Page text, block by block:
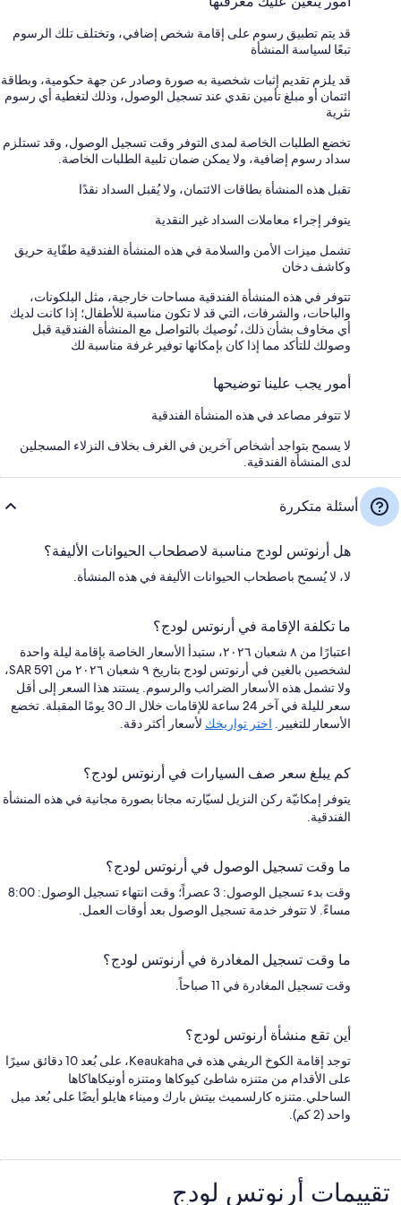
قد يتم تطبيق رسوم على إقامة شخص إضافي، وتختلف تلك الرسوم
تبعًا لسياسة المنشأة
قد يلزم تقديم إثبات شخصية به صورة وصادر عن جهة حكومية، وبطاقة
ائتمان أو مبلغ تأمين نقدي عند تسجيل الوصول، وذلك لتغطية أي رسوم
نثرية
تخضع الطلبات الخاصة لمدى التوفر وقت تسجيل الوصول، وقد تستلزم
سداد رسوم إضافية، ولا يمكن ضمان تلبية الطلبات الخاصة.
تقبل هذه المنشأة بطاقات الائتمان، ولا يُقبل السداد نقدًا
يتوفر إجراء معاملات السداد غير النقدية
تشمل ميزات الأمن والسلامة في هذه المنشأة الفندقية طفّاية حريق
وكاشف دخان
تتوفر في هذه المنشأة الفندقية مساحات خارجية، مثل البلكونات،
والباحات، والشرفات، التي قد لا تكون مناسبة للأطفال؛ إذا كانت لديك
أي مخاوف بشأن ذلك، نُوصيك بالتواصل مع المنشأة الفندقية قبل
وصولك للتأكد مما إذا كان بإمكانها توفير غرفة مناسبة لك
أمور يجب علينا توضيحها
لا تتوفر مصاعد في هذه المنشأة الفندقية
لا يسمح بتواجد أشخاص آخرين في الغرف بخلاف النزلاء المسجلين
لدى المنشأة الفندقية.
أسئلة متكررة
هل أرنوتس لودج مناسبة لاصطحاب الحيوانات الأليفة؟
لا، لا يُسمح باصطحاب الحيوانات الأليفة في هذه المنشأة.
ما تكلفة الإقامة في أرنوتس لودج؟
اعتبارًا من ٨ شعبان ٢٠٢٦، ستبدأ الأسعار الخاصة بإقامة ليلة واحدة
لشخصين بالغين في أرنوتس لودج بتاريخ ٩ شعبان ٢٠٢٦ من SAR 591،
ولا تشمل هذه الأسعار الضرائب والرسوم. يستند هذا السعر إلى أقل
سعر لليلة في آخر 24 ساعة للإقامات خلال الـ 30 يومًا المقبلة. تخضع
الأسعار للتغيير. اختر تواريخك لأسعار أكثر دقة.
كم يبلغ سعر صف السيارات في أرنوتس لودج؟
يتوفر إمكانيّة ركن النزيل لسيّارته مجانا بصورة مجانية في هذه المنشأة
الفندقية.
ما وقت تسجيل الوصول في أرنوتس لودج؟
وقت بدء تسجيل الوصول: 3 عصراً؛ وقت انتهاء تسجيل الوصول: 8:00
مساءً. لا تتوفر خدمة تسجيل الوصول بعد أوقات العمل.
ما وقت تسجيل المغادرة في أرنوتس لودج؟
وقت تسجيل المغادرة في 11 صباحاً.
أين تقع منشأة أرنوتس لودج؟
توجد إقامة الكوخ الريفي هذه في Keaukaha، على بُعد 10 دقائق سيرًا
على الأقدام من متنزه شاطئ كيوكاها ومتنزه أونيكاهاكاها
الساحلي.متنزه كارلسميث بيتش بارك وميناء هايلو أيضًا على بُعد ميل
واحد (2 كم).
التقييمات
تقييمات ⁦أرنوتس لودج⁩